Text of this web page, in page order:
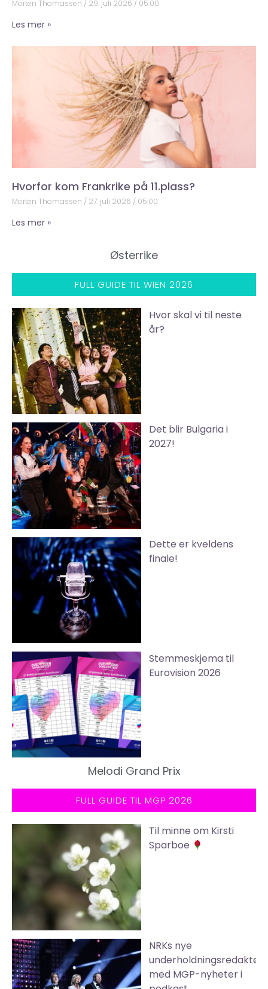
Morten Thomassen 29. juli 2026 05:00
Les mer »
Hvorfor kom Frankrike på 11.plass?
Morten Thomassen 27. juli 2026 05:00
Les mer »
Østerrike
FULL GUIDE TIL WIEN 2026
Hvor skal vi til neste
år?
Det blir Bulgaria i
2027!
Dette er kveldens
finale!
Stemmeskjema til
Eurovision 2026
Melodi Grand Prix
FULL GUIDE TIL MGP 2026
Til minne om Kirsti
Sparboe
NRKs nye
underholdningsredaktør
med MGP-nyheter i